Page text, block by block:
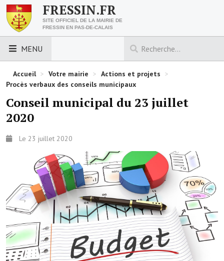
FRESSIN.FR
SITE OFFICIEL DE LA MAIRIE DE
FRESSIN EN PAS-DE-CALAIS
MENU
LES ESSENTIELS
Découvrez Fressin
Urbanisme
Nous contacter
Horaires de la mairie
Les foulées fressinoises
ACCÈS RAPIDE
Démarches administratives
Accueil > Votre mairie > Actions et projets >
Procès verbaux des conseils municipaux
Conseil municipal du 23 juillet
2020
Le 23 juillet 2020